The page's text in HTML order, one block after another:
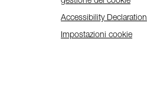
Accessibility Declaration
Impostazioni cookie